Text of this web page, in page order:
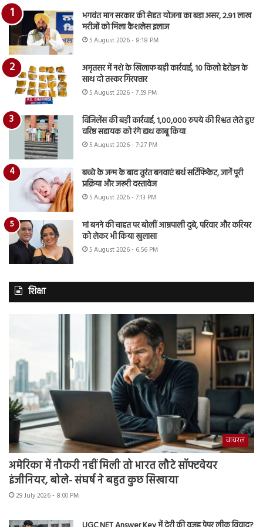
भगवंत मान सरकार की सेहत योजना का बड़ा असर, 2.91 लाख
मरीजों को मिला कैशलेस इलाज
5 August 2026 - 8:18 PM
अमृतसर में नशे के खिलाफ बड़ी कार्रवाई, 10 किलो हेरोइन के
साथ दो तस्कर गिरफ्तार
5 August 2026 - 7:59 PM
विजिलेंस की बड़ी कार्रवाई, 1,00,000 रुपये की रिश्वत लेते हुए
वरिष्ठ सहायक को रंगे हाथ काबू किया
5 August 2026 - 7:27 PM
बच्चे के जन्म के बाद तुरंत बनवाएं बर्थ सर्टिफिकेट, जानें पूरी
प्रक्रिया और जरूरी दस्तावेज
5 August 2026 - 7:13 PM
मां बनने की चाहत पर बोलीं आम्रपाली दुबे, परिवार और करियर
को लेकर भी किया खुलासा
5 August 2026 - 6:56 PM
शिक्षा
वायरल
अमेरिका में नौकरी नहीं मिली तो भारत लौटे सॉफ्टवेयर
इंजीनियर, बोले- संघर्ष ने बहुत कुछ सिखाया
29 July 2026 - 8:00 PM